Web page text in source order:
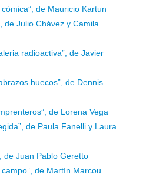
de Mauricio Kartun
de Julio Chávez y Camila
radioactiva”, de Javier
huecos”, de Dennis
de Lorena Vega
de Paula Fanelli y Laura
de Juan Pablo Geretto
de Martín Marcou